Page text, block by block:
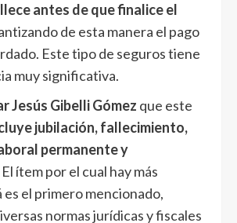
antes de que finalice el
de esta manera el pago
Este tipo de seguros tiene
muy significativa.
Jesús Gibelli Gómez que este
jubilación, fallecimiento,
permanente y
El ítem por el cual hay más
es el primero mencionado,
normas jurídicas y fiscales